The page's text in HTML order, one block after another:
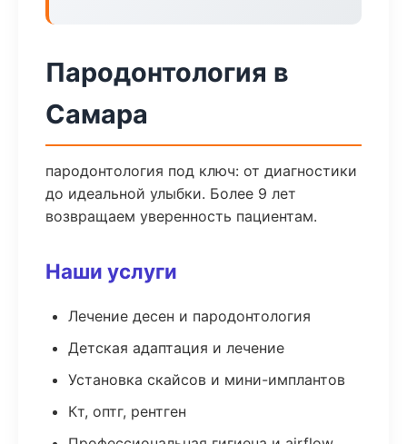
Пародонтология в
Самара
пародонтология под ключ: от диагностики
до идеальной улыбки. Более 9 лет
возвращаем уверенность пациентам.
Наши услуги
Лечение десен и пародонтология
Детская адаптация и лечение
Установка скайсов и мини-имплантов
Кт, оптг, рентген